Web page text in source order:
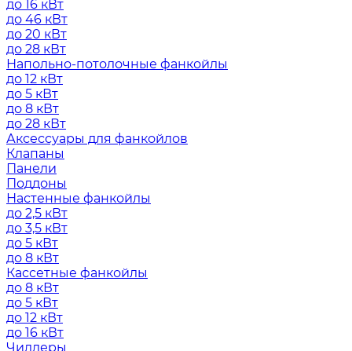
до 16 кВт
до 46 кВт
до 20 кВт
до 28 кВт
Напольно-потолочные фанкойлы
до 12 кВт
до 5 кВт
до 8 кВт
до 28 кВт
Аксессуары для фанкойлов
Клапаны
Панели
Поддоны
Настенные фанкойлы
до 2,5 кВт
до 3,5 кВт
до 5 кВт
до 8 кВт
Кассетные фанкойлы
до 8 кВт
до 5 кВт
до 12 кВт
до 16 кВт
Чиллеры